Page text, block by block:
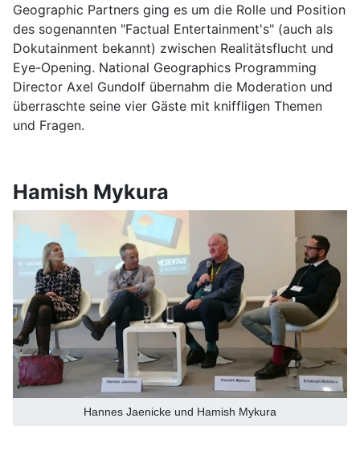
Geographic Partners ging es um die Rolle und Position
des sogenannten "Factual Entertainment's" (auch als
Dokutainment bekannt) zwischen Realitätsflucht und
Eye-Opening. National Geographics Programming
Director Axel Gundolf übernahm die Moderation und
überraschte seine vier Gäste mit kniffligen Themen
und Fragen.
Hamish Mykura
Hannes Jaenicke und Hamish Mykura